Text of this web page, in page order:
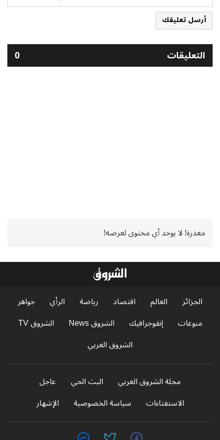
أرسل تعليقك
التعليقات 0
معذرة! لا يوجد أي محتوى لعرضه!
الجزائر العالم اقتصاد رياضة الرأي
جواهر
منوعات
إنفوجرافيك الشروق News
الشروق TV
الشروق العربي
مجلة الشروق العربي البث الحي
عاجل
الاستفتاءات
سياسة الخصوصية الإشهار